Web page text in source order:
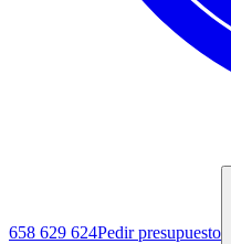
658 629 624Pedir presupuesto